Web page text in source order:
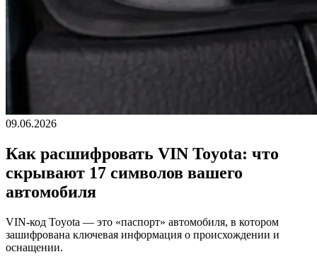
09.06.2026
Как расшифровать VIN Toyota: что
скрывают 17 символов вашего
автомобиля
VIN-код Toyota — это «паспорт» автомобиля, в котором
зашифрована ключевая информация о происхождении и
оснащении.